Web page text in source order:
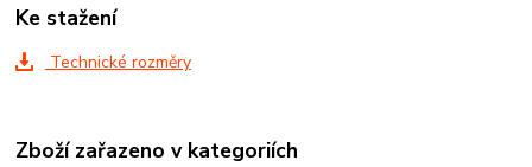
Ke stažení
Technické rozměry
Zboží zařazeno v kategoriích